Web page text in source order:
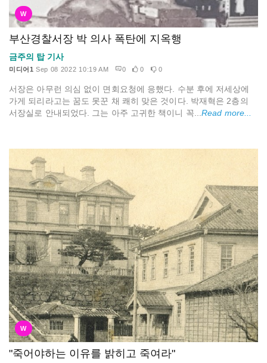
W
부산경찰서장 박 의사 폭탄에 지옥행
금주의 탑 기사
미디어1 Sep 08 2022 10:19 AM 0 0 0
서장은 아무런 의심 없이 면회요청에 응했다. 수분 후에 저세상에
가게 되리라고는 꿈도 못꾼 채 쾌히 맞은 것이다. 박재혁은 2층의
서장실로 안내되었다. 그는 아주 고귀한 책이니 꼭...Read more...
W
"죽어야하는 이유를 밝히고 죽여라"